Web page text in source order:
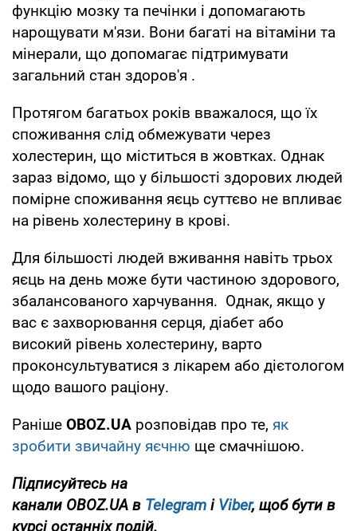
функцію мозку та печінки і допомагають
нарощувати м'язи. Вони багаті на вітаміни та
мінерали, що допомагає підтримувати
загальний стан здоров'я .
Протягом багатьох років вважалося, що їх
споживання слід обмежувати через
холестерин, що міститься в жовтках. Однак
зараз відомо, що у більшості здорових людей
помірне споживання яєць суттєво не впливає
на рівень холестерину в крові.
Для більшості людей вживання навіть трьох
яєць на день може бути частиною здорового,
збалансованого харчування. Однак, якщо у
вас є захворювання серця, діабет або
високий рівень холестерину, варто
проконсультуватися з лікарем або дієтологом
щодо вашого раціону.
Раніше OBOZ.UA розповідав про те, як
зробити звичайну яєчню ще смачнішою.
Підписуйтесь на
канали OBOZ.UA в Telegram і Viber, щоб бути в
курсі останніх подій.